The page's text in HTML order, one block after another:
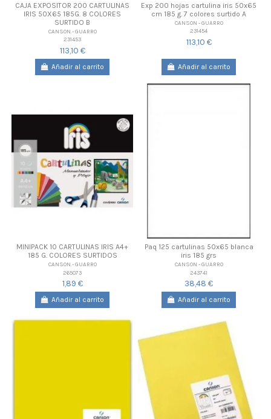
CAJA EXPOSITOR 200 CARTULINAS
IRIS 50X65 185G. 8 COLORES
SURTIDO B
CANSON - GUARRO
231453
113,10 €
Añadir al carrito
Exp 200 hojas cartulina iris 50x65
cm 185 g. 7 colores surtido A
CANSON - GUARRO
231454
113,10 €
Añadir al carrito
MINIPACK 10 CARTULINAS IRIS A4+
185 G. COLORES SURTIDOS
CANSON - GUARRO
265073
1,89 €
Añadir al carrito
Paq 125 cartulinas 50x65 blanca
iris 185 grs
CANSON - GUARRO
243741
38,48 €
Añadir al carrito